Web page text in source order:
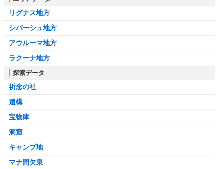
リグナス地方
シバーシュ地方
アウルーマ地方
ラクーナ地方
探索データ
祈念の社
遺構
宝物庫
洞窟
キャンプ地
マナ間欠泉